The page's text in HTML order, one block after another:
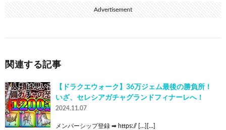
Advertisement
関連する記事
【ドラクエウォーク】36万ジェム最後の勝負所！
いざ、セレシアガチャグランドフィナーレへ！
2024.11.07
メンバーシップ登録 ➡ https:// […][…]